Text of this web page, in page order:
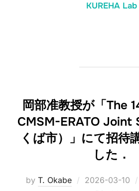
KUREHA Lab
岡部准教授が「The
CMSM-ERATO Joint
くば市）」にて招待
した．
by T. Okabe
Posted
2026-03-10